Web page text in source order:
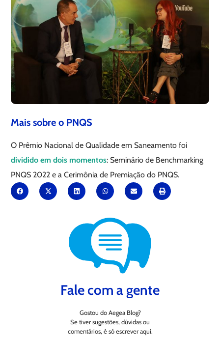
Mais sobre o PNQS
O Prêmio Nacional de Qualidade em Saneamento foi
dividido em dois momentos: Seminário de Benchmarking
PNQS 2022 e a Cerimônia de Premiação do PNQS.
Fale com a gente
Gostou do Aegea Blog?
Se tiver sugestões, dúvidas ou
comentários, é só escrever aqui.